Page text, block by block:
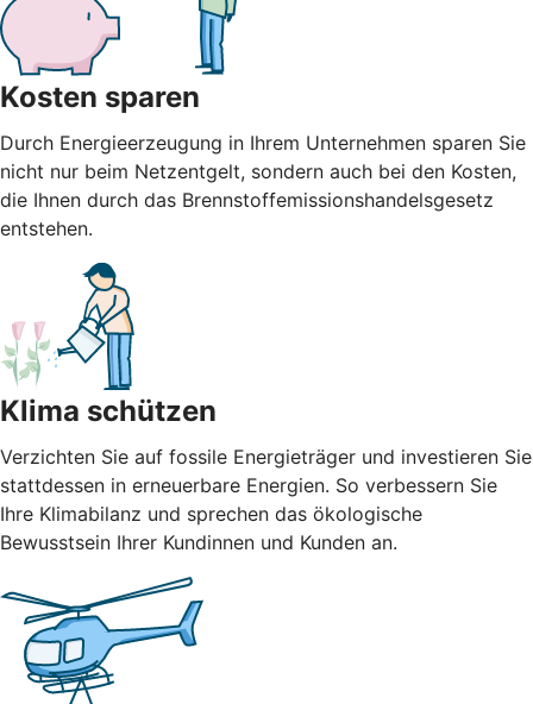
Kosten sparen
Durch Energieerzeugung in Ihrem Unternehmen sparen Sie
nicht nur beim Netzentgelt, sondern auch bei den Kosten,
die Ihnen durch das Brennstoffemissionshandelsgesetz
entstehen.
Klima schützen
Verzichten Sie auf fossile Energieträger und investieren Sie
stattdessen in erneuerbare Energien. So verbessern Sie
Ihre Klimabilanz und sprechen das ökologische
Bewusstsein Ihrer Kundinnen und Kunden an.